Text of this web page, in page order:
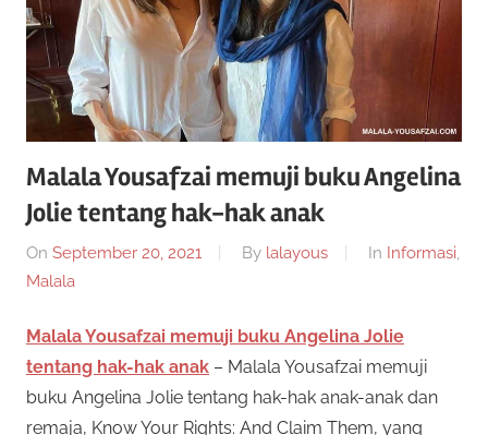
Malala Yousafzai memuji buku Angelina
Jolie tentang hak-hak anak
On September 20, 2021 By lalayous In Informasi,
Malala
Malala Yousafzai memuji buku Angelina Jolie
tentang hak-hak anak – Malala Yousafzai memuji
buku Angelina Jolie tentang hak-hak anak-anak dan
remaja, Know Your Rights: And Claim Them, yang